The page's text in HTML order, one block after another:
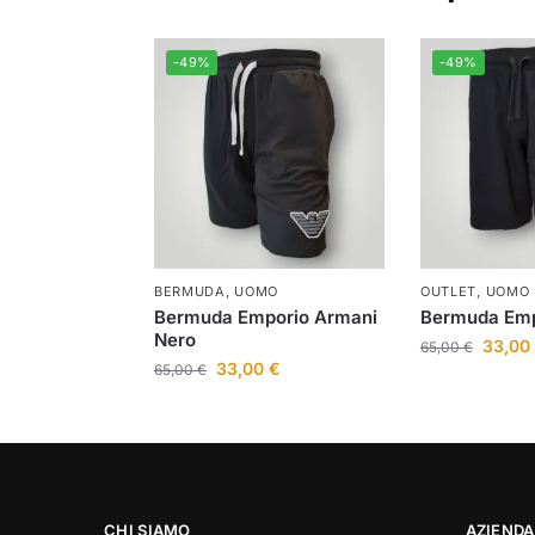
-49%
BERMUDA, UOMO
Bermuda Emporio Armani
Nero
65,00€ 33,00 €
-49%
OUTLET, UOMO
Bermuda
65,00€ 33,00
CHI SIAMO AZIENDA